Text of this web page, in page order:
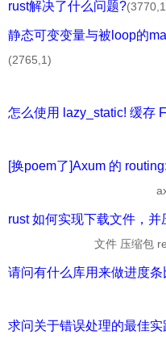
rust解决了什么问题?
静态可变变量与被loop的
(2765,1)
怎么使用 lazy_static! 缓存
[换poem了]Axum 的
rust 如何实现下载文件，并
文件 压缩包
请问有什么库用来做进度条
求问关于错误处理的最佳实